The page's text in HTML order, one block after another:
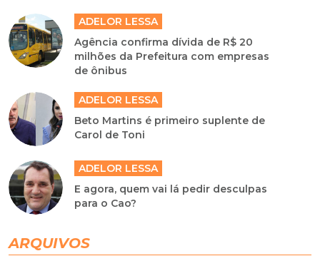
ADELOR LESSA
Agência confirma dívida de R$ 20
milhões da Prefeitura com empresas
de ônibus
ADELOR LESSA
Beto Martins é primeiro suplente de
Carol de Toni
ADELOR LESSA
E agora, quem vai lá pedir desculpas
para o Cao?
ARQUIVOS